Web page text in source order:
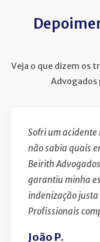
Veja o que dizem os
Advogados
Sofri um acidente
não sabia quais
Beirith
garantiu minha
indenização
Profissionais
João P.